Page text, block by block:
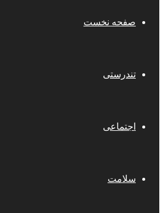
صفحه نخست
تندرستی
اجتماعی
سلامت